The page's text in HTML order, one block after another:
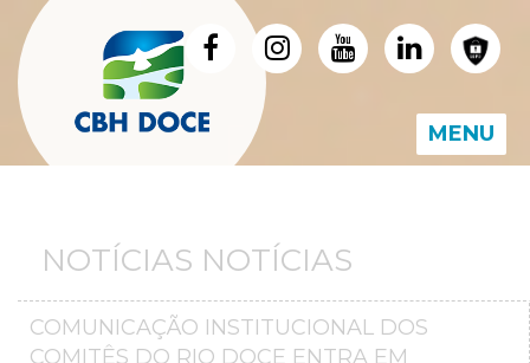
MENU
NOTÍCIAS NOTÍCIAS
COMUNICAÇÃO INSTITUCIONAL DOS
COMITÊS DO RIO DOCE ENTRA EM